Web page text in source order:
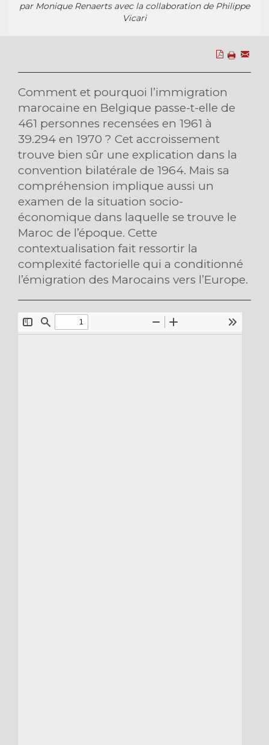
par Monique Renaerts avec la collaboration de Philippe
Vicari
Comment et pourquoi l’immigration
marocaine en Belgique passe-t-elle de
461 personnes recensées en 1961 à
39.294 en 1970 ? Cet accroissement
trouve bien sûr une explication dans la
convention bilatérale de 1964. Mais sa
compréhension implique aussi un
examen de la situation socio-
économique dans laquelle se trouve le
Maroc de l’époque. Cette
contextualisation fait ressortir la
complexité factorielle qui a conditionné
l’émigration des Marocains vers l’Europe.